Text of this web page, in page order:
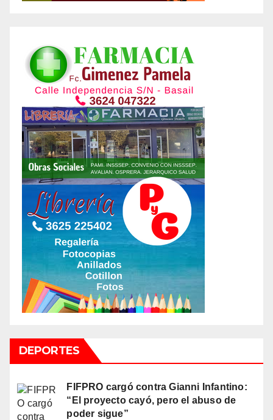
DEPORTES
FIFPRO cargó contra Gianni Infantino:
“El proyecto cayó, pero el abuso de
poder sigue”